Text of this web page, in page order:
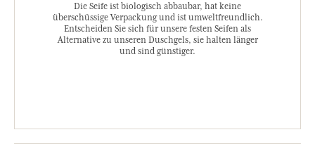
Die Seife ist biologisch abbaubar, hat keine
überschüssige Verpackung und ist umweltfreundlich.
Entscheiden Sie sich für unsere festen Seifen als
Alternative zu unseren Duschgels, sie halten länger
und sind günstiger.